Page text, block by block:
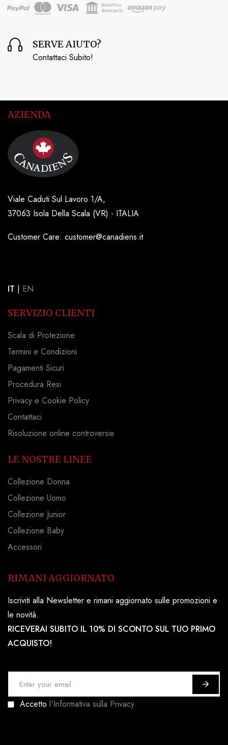
SERVE AIUTO?
Contattaci Subito!
AZIENDA
Viale Caduti Sul Lavoro 1/A,
37063 Isola Della Scala (VR) - ITALIA
Customer Care: customer@canadiens.it
IT | EN
SERVIZIO CLIENTI
Scala di Protezione
Termini e Condizioni
Pagamenti Sicuri
Procedura Resi
Privacy e Cookie Policy
Contattaci
Risoluzione online controversie
LE NOSTRE LINEE
Collezione Donna
Collezione Uomo
Collezione Junior
Collezione Baby
Accessori
RIMANI AGGIORNATO
Iscriviti alla Newsletter e rimani aggiornato sulle promozioni e
le novità.
RICEVERAI SUBITO IL 10% DI SCONTO SUL TUO PRIMO
ACQUISTO!
c
Accetto l'Informativa sulla Privacy.